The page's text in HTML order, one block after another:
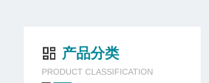
产品分类
PRODUCT CLASSIFICATION